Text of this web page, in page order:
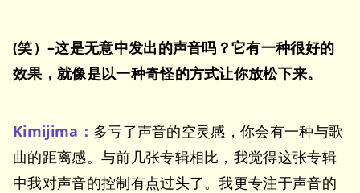
(笑）–这是无意中发出的声音吗？它有一种很好的
效果，就像是以一种奇怪的方式让你放松下来。
Kimijima： 多亏了声音的空灵感，你会有一种与歌
曲的距离感。与前几张专辑相比，我觉得这张专辑
中我对声音的控制有点过头了。我更专注于声音的